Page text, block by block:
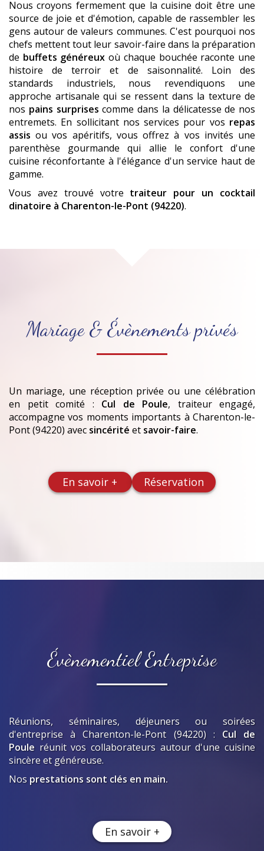
Nous croyons fermement que la cuisine doit être une
source de joie et d'émotion, capable de rassembler les
gens autour de valeurs communes. C'est pourquoi nos
chefs mettent tout leur savoir-faire dans la préparation
de buffets généreux où chaque bouchée raconte une
histoire de terroir et de saisonnalité. Loin des
standards industriels, nous revendiquons une
approche artisanale qui se ressent dans la texture de
nos pains surprises comme dans la délicatesse de nos
entremets. En sollicitant nos services pour vos repas
assis ou vos apéritifs, vous offrez à vos invités une
parenthèse gourmande qui allie le confort d'une
cuisine réconfortante à l'élégance d'un service haut de
gamme.
Vous avez trouvé votre traiteur pour un cocktail
dinatoire à Charenton-le-Pont (94220).
Mariage & Évènements privés
Un mariage, une réception privée ou une célébration
en petit comité : Cul de Poule, traiteur engagé,
accompagne vos moments importants à Charenton-le-
Pont (94220) avec sincérité et savoir-faire.
En savoir + Réservation
Évènementiel Entreprise
Réunions, séminaires, déjeuners ou soirées
d'entrepriseà Charenton-le-Pont (94220): Cul de
Poule réunit vos collaborateurs autour d'une cuisine
sincère et généreuse.
Nos prestations sont clés en main.
En savoir +